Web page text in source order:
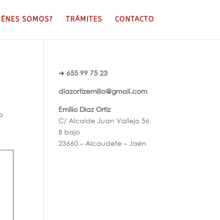
SOMOS? TRÁMITES CONTACTO
➜ 655 99 75 23
diazortizemilio@gmail.com
Emilio Diaz Ortiz
C/ Alcalde Juan Vallejo 56,
B bajo
23660 – Alcaudete – Jaén